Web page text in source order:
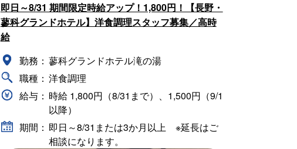
即日～8/31 期間限定時給アップ！1,800円！【長野・
蓼科グランドホテル】洋食調理スタッフ募集／高時
給
勤務： 蓼科グランドホテル滝の湯
職種： 洋食調理
給与： 時給 1,800円（8/31まで）、1,500円（9/1
以降）
期間： 即日～8/31または3か月以上 ※延長はご
相談になります。